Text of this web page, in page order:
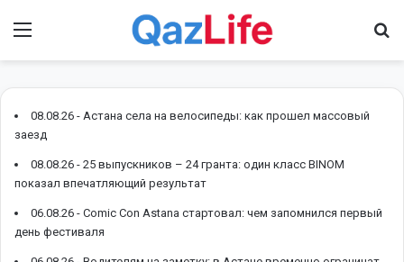
08.08.26 - Астана села на велосипеды: как прошел массовый
заезд
08.08.26 - 25 выпускников – 24 гранта: один класс BINOM
показал впечатляющий результат
06.08.26 - Comic Con Astana стартовал: чем запомнился первый
день фестиваля